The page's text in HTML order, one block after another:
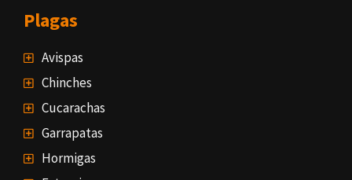
Plagas
Avispas
Chinches
Cucarachas
Garrapatas
Hormigas